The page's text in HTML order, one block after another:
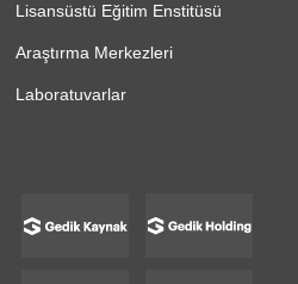
Lisansüstü Eğitim Enstitüsü
Araştırma Merkezleri
Laboratuvarlar